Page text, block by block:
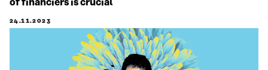
of financiers is crucial
24.11.2023